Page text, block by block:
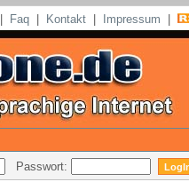
Faq Kontakt Impressum
Passwort: